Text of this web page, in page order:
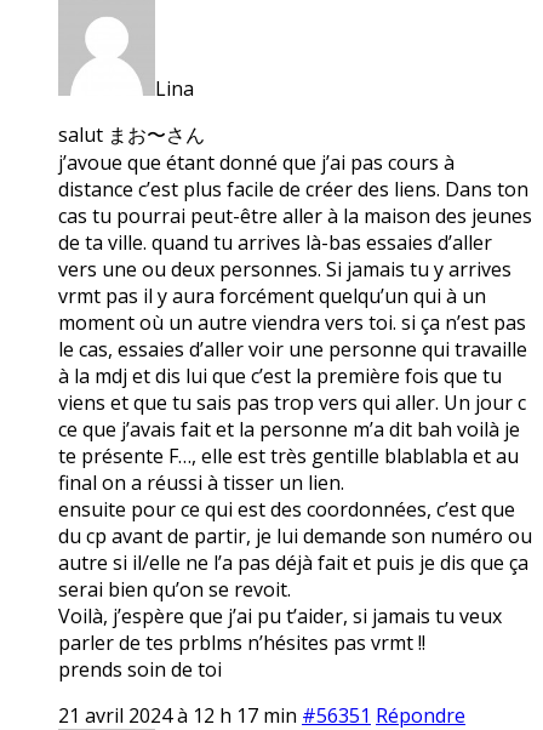
Lina
salut まお〜さん
j’avoue que étant donné que j’ai pas cours à
distance c’est plus facile de créer des liens. Dans ton
cas tu pourrai peut-être aller à la maison des jeunes
de ta ville. quand tu arrives là-bas essaies d’aller
vers une ou deux personnes. Si jamais tu y arrives
vrmt pas il y aura forcément quelqu’un qui à un
moment où un autre viendra vers toi. si ça n’est pas
le cas, essaies d’aller voir une personne qui travaille
à la mdj et dis lui que c’est la première fois que tu
viens et que tu sais pas trop vers qui aller. Un jour c
ce que j’avais fait et la personne m’a dit bah voilà je
te présente F…, elle est très gentille blablabla et au
final on a réussi à tisser un lien.
ensuite pour ce qui est des coordonnées, c’est que
du cp avant de partir, je lui demande son numéro ou
autre si il/elle ne l’a pas déjà fait et puis je dis que ça
serai bien qu’on se revoit.
Voilà, j’espère que j’ai pu t’aider, si jamais tu veux
parler de tes prblms n’hésites pas vrmt !!
prends soin de toi
21 avril 2024 à 12 h 17 min #56351 Répondre